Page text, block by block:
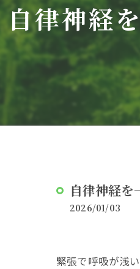
自律神経
自律神経を
2026/01/03
緊張で呼吸が浅